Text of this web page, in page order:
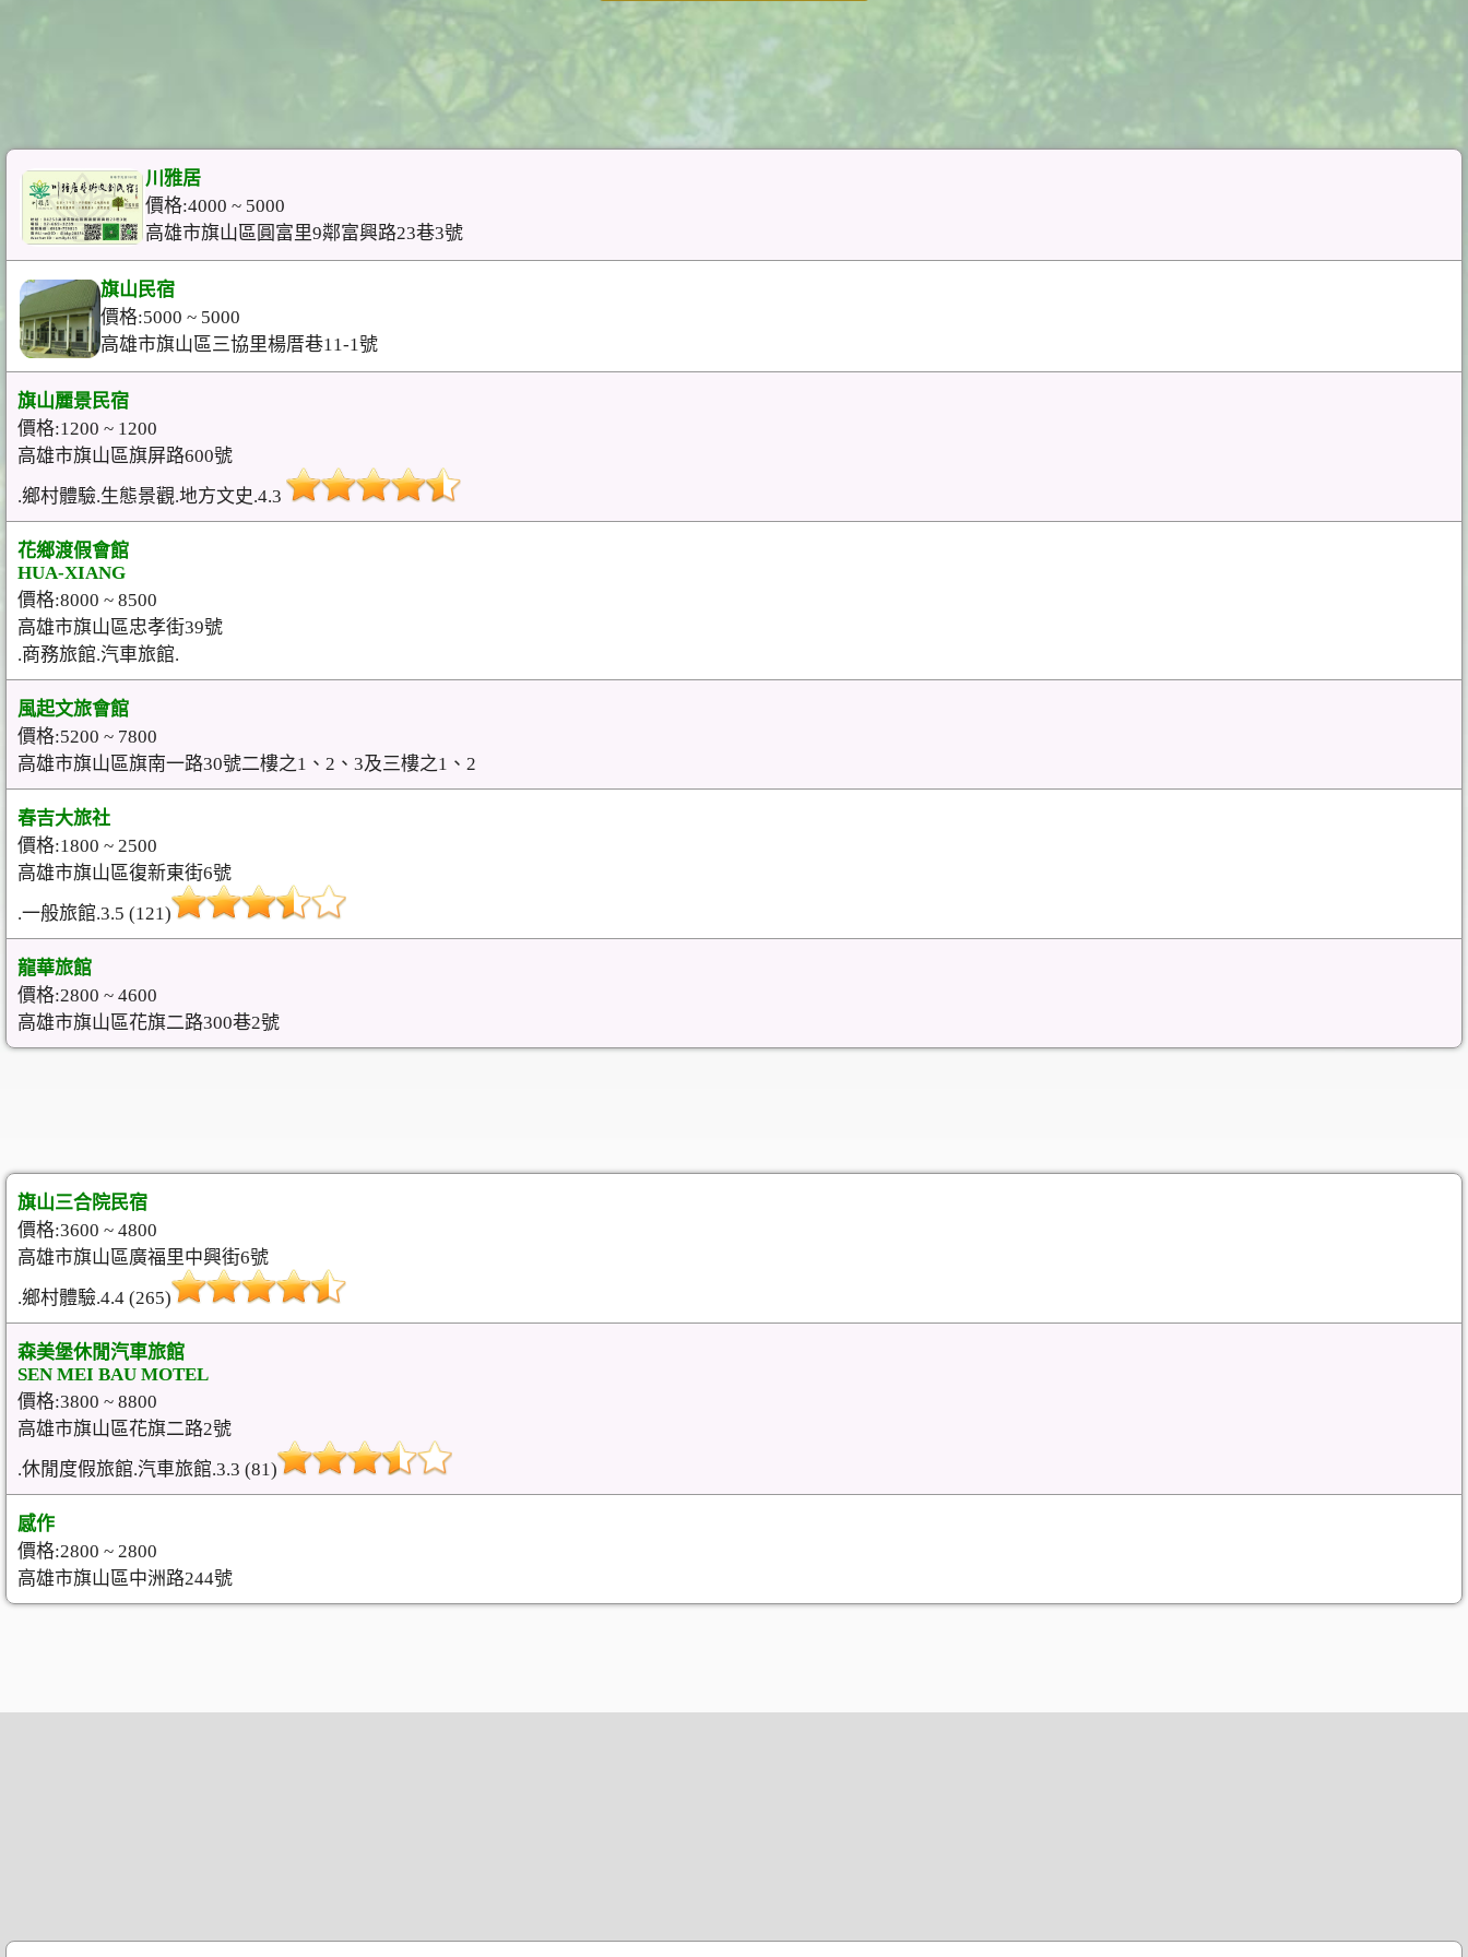
川雅居
價格:4000 ~ 5000
高雄市旗山區圓富里9鄰富興路23巷3號
旗山民宿
價格:5000 ~ 5000
高雄市旗山區三協里楊厝巷11-1號
旗山麗景民宿
價格:1200 ~ 1200
高雄市旗山區旗屏路600號
.鄉村體驗.生態景觀.地方文史.4.3
花鄉渡假會館
HUA-XIANG
價格:8000 ~ 8500
高雄市旗山區忠孝街39號
.商務旅館.汽車旅館.
風起文旅會館
價格:5200 ~ 7800
高雄市旗山區旗南一路30號二樓之1、2、3及三樓之1、2
春吉大旅社
價格:1800 ~ 2500
高雄市旗山區復新東街6號
.一般旅館.3.5 (121)
龍華旅館
價格:2800 ~ 4600
高雄市旗山區花旗二路300巷2號
旗山三合院民宿
價格:3600 ~ 4800
高雄市旗山區廣福里中興街6號
.鄉村體驗.4.4 (265)
森美堡休閒汽車旅館
SEN MEI BAU MOTEL
價格:3800 ~ 8800
高雄市旗山區花旗二路2號
.休閒度假旅館.汽車旅館.3.3 (81)
感作
價格:2800 ~ 2800
高雄市旗山區中洲路244號